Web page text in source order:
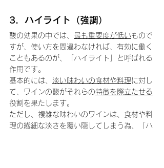
3.  ハイライト（強調）
酸の効果の中では、 最も重要度が低いもので
すが、使い方を間違わなければ、有効に働く
こともあるのが、「ハイライト」と呼ばれる
作用です。
基本的には、 淡い味わいの食材や料理に対し
て、ワインの酸がそれらの特徴を際立たせる
役割を果たします。
ただし、複雑な味わいのワインは、食材や料
理の繊細な淡さを覆い隠してしまう為、「ハ